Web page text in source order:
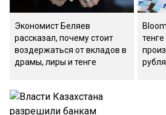
Экономист Беляев
рассказал, почему стоит
воздержаться от вкладов в
драмы, лиры и тенге
рубля